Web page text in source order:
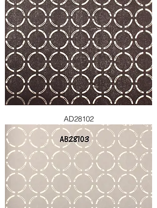
AD28102